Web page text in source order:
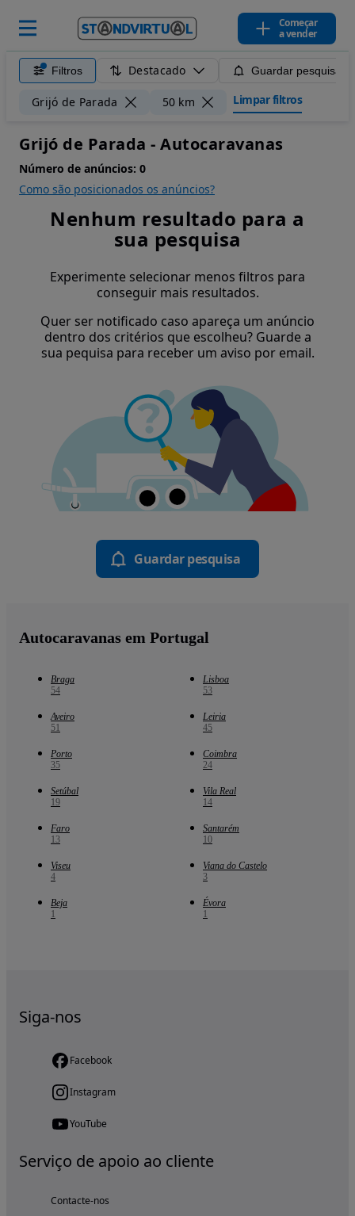
Começar
a vender
Filtros Destacado Guardar pesquisa
Grijó de Parada 50 km Limpar filtros
Grijó de Parada - Autocaravanas
Número de anúncios: 0
Como são posicionados os anúncios?
Nenhum resultado para a
sua pesquisa
Experimente selecionar menos filtros para
conseguir mais resultados.
Quer ser notificado caso apareça um anúncio
dentro dos critérios que escolheu? Guarde a
sua pequisa para receber um aviso por email.
Guardar pesquisa
Autocaravanas em Portugal
Braga
54
Lisboa
53
Aveiro
51
Leiria
45
Porto
35
Coimbra
24
Setúbal
19
Vila Real
14
Faro
13
Santarém
10
Viseu
4
Viana do Castelo
3
Beja
1
Évora
1
Siga-nos
Facebook
Instagram
YouTube
Serviço de apoio ao cliente
Contacte-nos